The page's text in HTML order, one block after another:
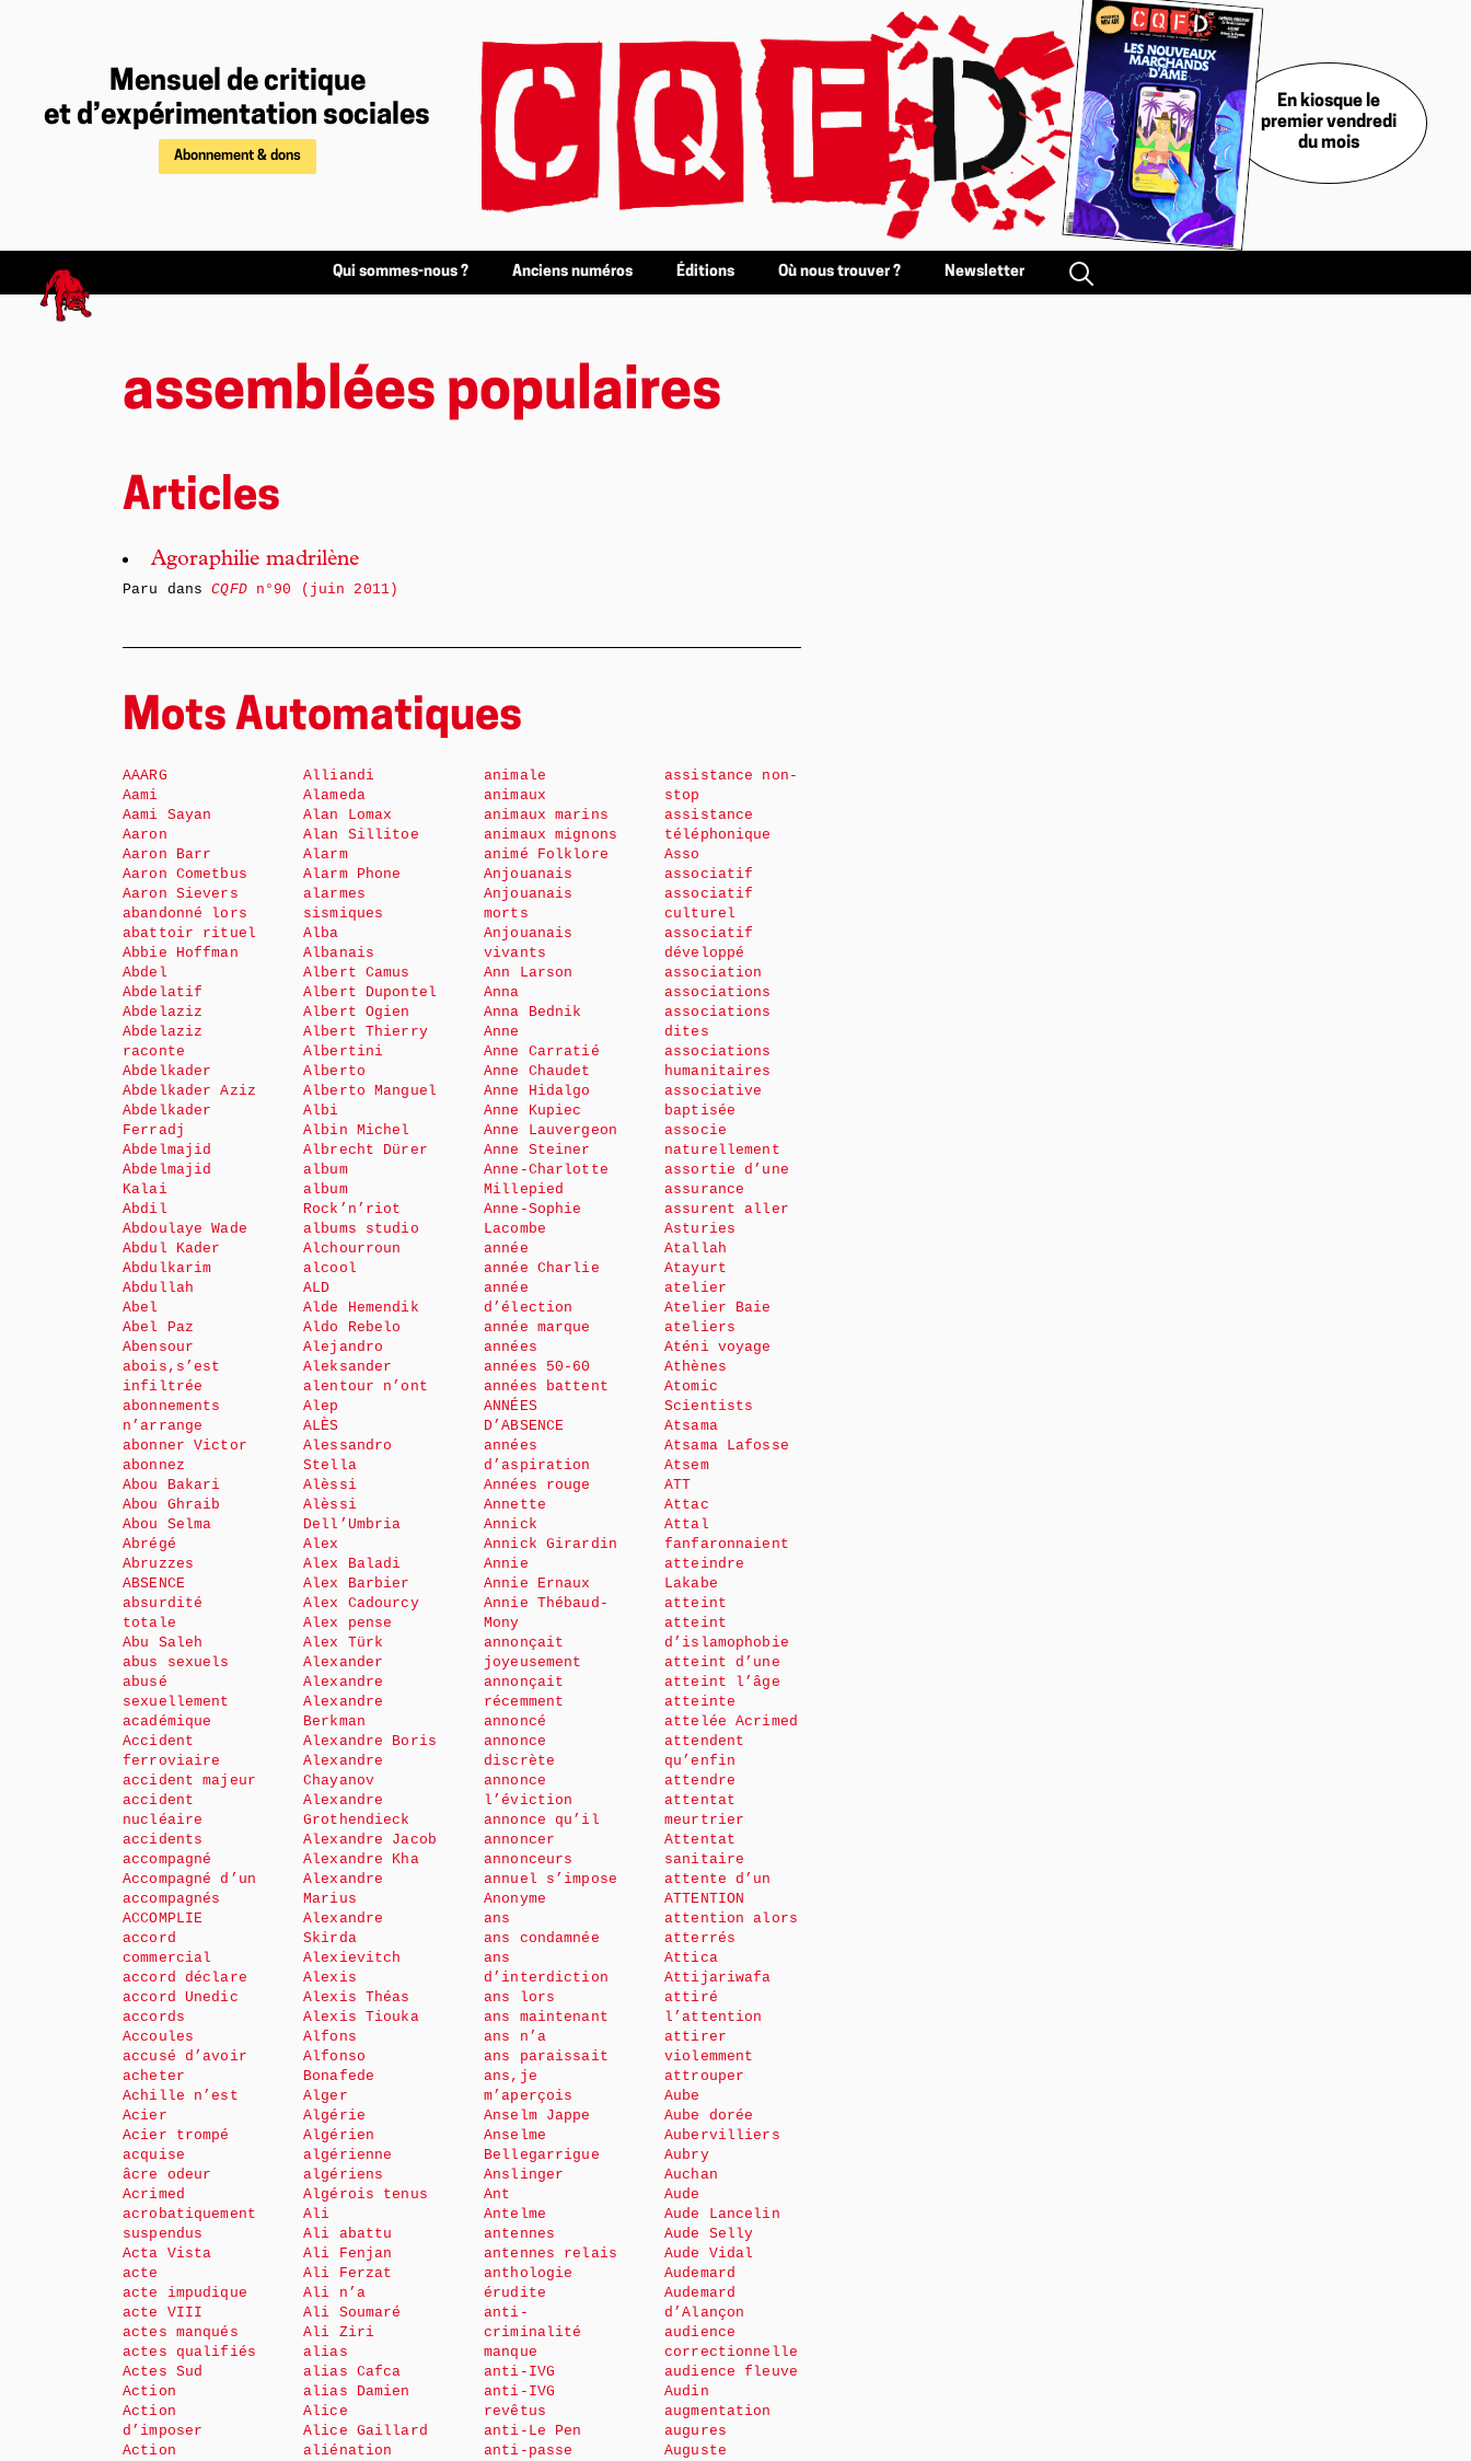
Mensuel de critique
et d’expérimentation sociales
Abonnement & dons
En kiosque le
premier vendredi
du mois
Qui sommes-nous ? Anciens numéros Éditions Où nous trouver ? Newsletter
assemblées populaires
Articles
Agoraphilie madrilène
Paru dansCQFDn°90 (juin 2011)
Mots Automatiques
AAARG
Aami
Aami Sayan
Aaron
Aaron Barr
Aaron Cometbus
Aaron Sievers
abandonné lors
abattoir rituel
Abbie Hoffman
Abdel
Abdelatif
Abdelaziz
Abdelaziz
raconte
Abdelkader
Abdelkader Aziz
Abdelkader
Ferradj
Abdelmajid
Abdelmajid
Kalai
Abdil
Abdoulaye Wade
Abdul Kader
Abdulkarim
Abdullah
Abel
Abel Paz
Abensour
abois,s’est
infiltrée
abonnements
n’arrange
abonner Victor
abonnez
Abou Bakari
Abou Ghraib
Abou Selma
Abrégé
Abruzzes
ABSENCE
absurdité
totale
Abu Saleh
abus sexuels
abusé
sexuellement
académique
Accident
ferroviaire
accident majeur
accident
nucléaire
accidents
accompagné
Accompagné d’un
accompagnés
ACCOMPLIE
accord
commercial
accord déclare
accord Unedic
accords
Accoules
accusé d’avoir
acheter
Achille n’est
Acier
Acier trompé
acquise
âcre odeur
Acrimed
acrobatiquement
suspendus
Acta Vista
acte
acte impudique
acte VIII
actes manqués
actes qualifiés
Actes Sud
Action
Action
d’imposer
Action
Alliandi
Alameda
Alan Lomax
Alan Sillitoe
Alarm
Alarm Phone
alarmes
sismiques
Alba
Albanais
Albert Camus
Albert Dupontel
Albert Ogien
Albert Thierry
Albertini
Alberto
Alberto Manguel
Albi
Albin Michel
Albrecht Dürer
album
album
Rock’n’riot
albums studio
Alchourroun
alcool
ALD
Alde Hemendik
Aldo Rebelo
Alejandro
Aleksander
alentour n’ont
Alep
ALÈS
Alessandro
Stella
Alèssi
Alèssi
Dell’Umbria
Alex
Alex Baladi
Alex Barbier
Alex Cadourcy
Alex pense
Alex Türk
Alexander
Alexandre
Alexandre
Berkman
Alexandre Boris
Alexandre
Chayanov
Alexandre
Grothendieck
Alexandre Jacob
Alexandre Kha
Alexandre
Marius
Alexandre
Skirda
Alexievitch
Alexis
Alexis Théas
Alexis Tiouka
Alfons
Alfonso
Bonafede
Alger
Algérie
Algérien
algérienne
algériens
Algérois tenus
Ali
Ali abattu
Ali Fenjan
Ali Ferzat
Ali n’a
Ali Soumaré
Ali Ziri
alias
alias Cafca
alias Damien
Alice
Alice Gaillard
aliénation
animale
animaux
animaux marins
animaux mignons
animé Folklore
Anjouanais
Anjouanais
morts
Anjouanais
vivants
Ann Larson
Anna
Anna Bednik
Anne
Anne Carratié
Anne Chaudet
Anne Hidalgo
Anne Kupiec
Anne Lauvergeon
Anne Steiner
Anne-Charlotte
Millepied
Anne-Sophie
Lacombe
année
année Charlie
année
d’élection
année marque
années
années 50-60
années battent
ANNÉES
D’ABSENCE
années
d’aspiration
Années rouge
Annette
Annick
Annick Girardin
Annie
Annie Ernaux
Annie Thébaud-
Mony
annonçait
joyeusement
annonçait
récemment
annoncé
annonce
discrète
annonce
l’éviction
annonce qu’il
annoncer
annonceurs
annuel s’impose
Anonyme
ans
ans condamnée
ans
d’interdiction
ans lors
ans maintenant
ans n’a
ans paraissait
ans,je
m’aperçois
Anselm Jappe
Anselme
Bellegarrigue
Anslinger
Ant
Antelme
antennes
antennes relais
anthologie
érudite
anti-
criminalité
manque
anti-IVG
anti-IVG
revêtus
anti-Le Pen
anti-passe
assistance non-
stop
assistance
téléphonique
Asso
associatif
associatif
culturel
associatif
développé
association
associations
associations
dites
associations
humanitaires
associative
baptisée
associe
naturellement
assortie d’une
assurance
assurent aller
Asturies
Atallah
Atayurt
atelier
Atelier Baie
ateliers
Aténi voyage
Athènes
Atomic
Scientists
Atsama
Atsama Lafosse
Atsem
ATT
Attac
Attal
fanfaronnaient
atteindre
Lakabe
atteint
atteint
d’islamophobie
atteint d’une
atteint l’âge
atteinte
attelée Acrimed
attendent
qu’enfin
attendre
attentat
meurtrier
Attentat
sanitaire
attente d’un
ATTENTION
attention alors
atterrés
Attica
Attijariwafa
attiré
l’attention
attirer
violemment
attrouper
Aube
Aube dorée
Aubervilliers
Aubry
Auchan
Aude
Aude Lancelin
Aude Selly
Aude Vidal
Audemard
Audemard
d’Alançon
audience
correctionnelle
audience fleuve
Audin
augmentation
augures
Auguste